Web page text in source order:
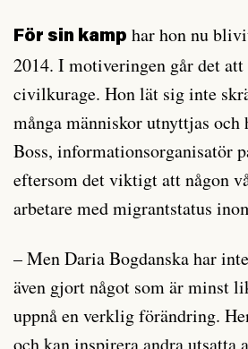
För sin kamp har hon nu
2014. I motiveringen går det
civilkurage. Hon lät sig inte
många människor utnyttjas
Boss, informationsorganisatör
eftersom det viktigt att någon
arbetare med migrantstatus
– Men Daria Bogdanska har
även gjort något som är minst
uppnå en verklig förändring.
och kan inspirera andra utsatta